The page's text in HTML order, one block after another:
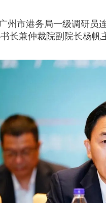
州市港务局一级调研
长兼仲裁院副院长杨帆